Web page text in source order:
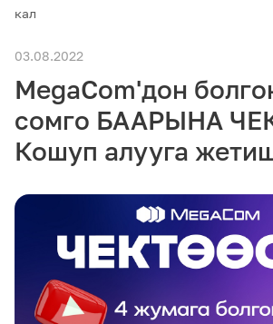
Жеке кардарларга
Ишкердик үчүн
Байланыш
Тарифтер Акциялар
M2M
Кызматтар
кал
03.08.2022
MegaCom'дон
сомго БААРЫНА
Кошуп алууга